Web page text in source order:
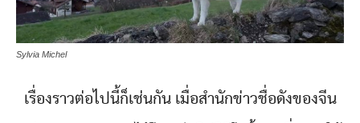
Sylvia Michel
เรื่องราวต่อไปนี้ก็เช่นกัน เมื่อสำนักข่าวชื่อดังของจีน